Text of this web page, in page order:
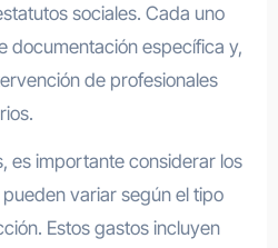
sociales. Cada uno
documentación específica y,
de profesionales
es importante considerar los
variar según el tipo
Estos gastos incluyen